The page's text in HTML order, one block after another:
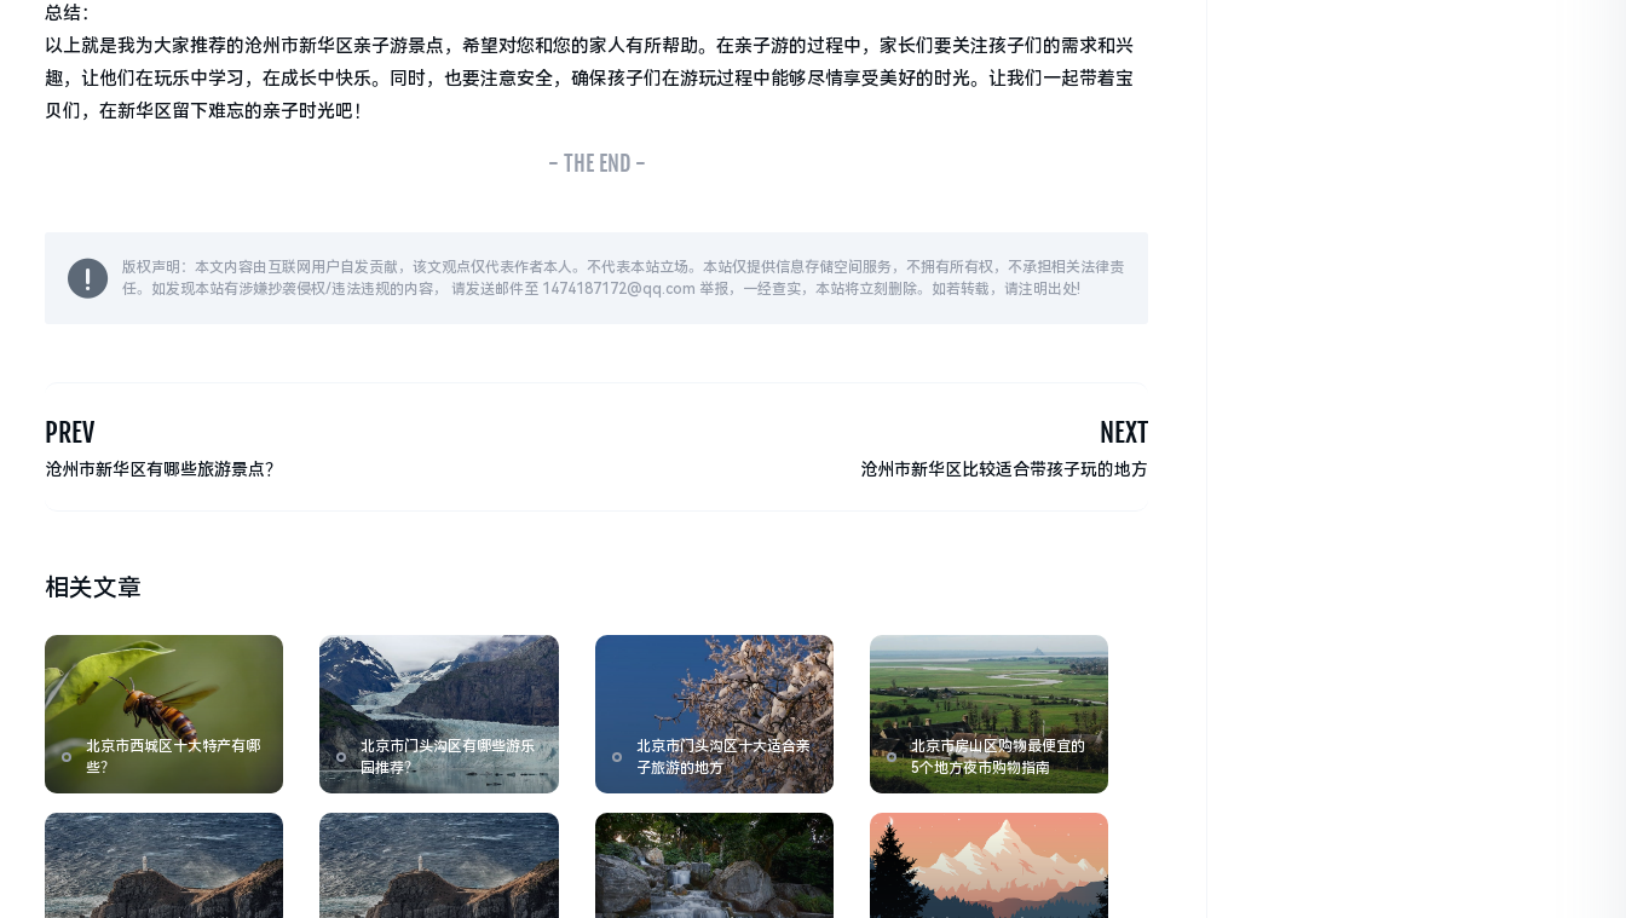
总结：
以上就是我为大家推荐的沧州市新华区亲子游景点，希望对您和您的家人有所帮助。在亲子游的过程中，家长们要关注孩子们的需求和兴
趣，让他们在玩乐中学习，在成长中快乐。同时，也要注意安全，确保孩子们在游玩过程中能够尽情享受美好的时光。让我们一起带着宝
贝们，在新华区留下难忘的亲子时光吧！
- THE END -
版权声明：本文内容由互联网用户自发贡献，该文观点仅代表作者本人。不代表本站立场。本站仅提供信息存储空间服务，不拥有所有权，不承担相关法律责
任。如发现本站有涉嫌抄袭侵权/违法违规的内容， 请发送邮件至 1474187172@qq.com 举报，一经查实，本站将立刻删除。如若转载，请注明出处!
PREV
沧州市新华区有哪些旅游景点？
NEXT
沧州市新华区比较适合带孩子玩的地方
相关文章
北京市西城区十大特产有哪
些？
北京市门头沟区有哪些游乐
园推荐？
北京市门头沟区十大适合亲
子旅游的地方
北京市房山区购物最便宜的
5个地方夜市购物指南